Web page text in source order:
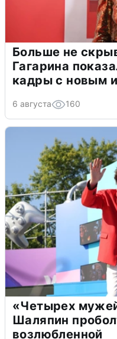
Больше не
Гагарина
кадры с новым
6 августа 160
«Четырех
Шаляпин
возлюбленной